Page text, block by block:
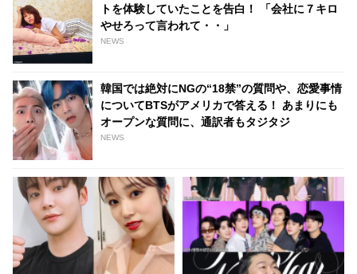
トを体験していたことを告白！ 「会社に７キロ
やせろって言われて・・」
NEWS
韓国では絶対にNGの“18禁”の質問や、恋愛事情
についてBTSがアメリカで答える！ あまりにも
オープンな質問に、通訳者もタジタジ
NEWS